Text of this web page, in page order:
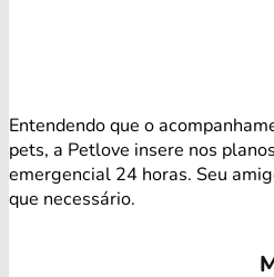
Entendendo que o
pets, a Petlove insere nos
emergencial 24 horas. Seu
que necessário.